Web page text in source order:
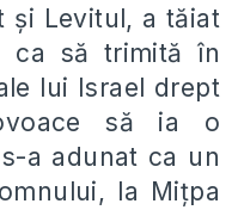
și Levitul, a tăiat
ca să trimită în
lui Israel drept
să ia o
a adunat ca un
la Mițpa